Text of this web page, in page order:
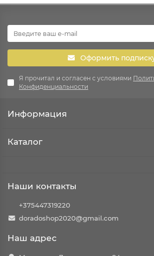
Оформить
Я прочитал и согласен с условиями
Конфиденциальности
Информация
Каталог
Наши контакты
+375447319220
doradoshop2020@gmail.com
Наш адрес